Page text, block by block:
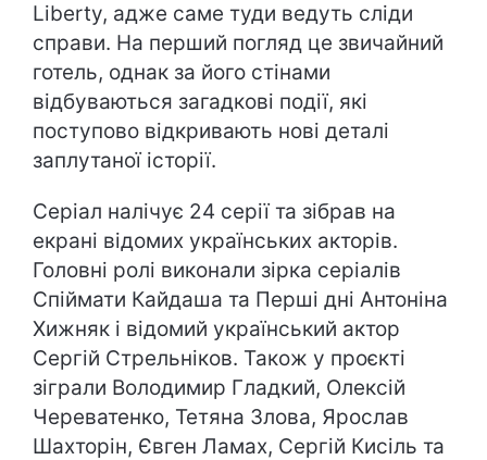
Liberty, адже саме туди ведуть сліди
справи. На перший погляд це звичайний
готель, однак за його стінами
відбуваються загадкові події, які
поступово відкривають нові деталі
заплутаної історії.
Серіал налічує 24 серії та зібрав на
екрані відомих українських акторів.
Головні ролі виконали зірка серіалів
Спіймати Кайдаша та Перші дні Антоніна
Хижняк і відомий український актор
Сергій Стрельніков. Також у проєкті
зіграли Володимир Гладкий, Олексій
Череватенко, Тетяна Злова, Ярослав
Шахторін, Євген Ламах, Сергій Кисіль та